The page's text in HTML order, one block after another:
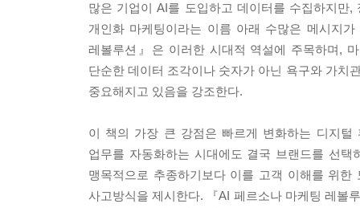
에필로그: 당신 회사의 ROI는? 203
3부. 선택 - 작은 도구, 큰 성과 204
9장. 고객발굴의 기술 - CRM없이 고객 이해하는 법
프롤로그: ‘우리 회사 CRM, 왜 아무도 안 써요?’ 205
FindMyMarket: CRM의 전제조건 & 페르소나 전략
실전: 데이터로 고객을 발견하는 네 가지 방법론
에필로그: 기초가 탄탄한 집은 무너지지 않는다 228
10장. 경량화 CRM - 중소기업을 위한 네 가지 무기
에필로그 - 과학의 언어로 고객의 심장에 닿다 108
2부. 구축 - CRM 위에서 전략이 숨 쉬다 111
4장. HubSpot의 탄생 - 인바운드 마케팅의 혁명 112
프롤로그 - MIT 공학도 두 명이 바꾼 마케팅의 역사
HubSpot의 현재 - CRM 분야의 Apple 117
HubSpot의 미래 - CRM 분야의 Super AGI 120
에필로그 - 철학이 제품이 되고, 제품이 혁명이 되
5장. 마법사의 도구 - 페르소나를 시스템에 심다 131
많은 기업이 AI를 도입하고 데이터를 수집하지만
개인화 마케팅이라는 이름 아래 수많은 메시지
레볼루션』은 이러한 시대적 역설에 주목하며,
단순한 데이터 조각이나 숫자가 아닌 욕구와 가치
중요해지고 있음을 강조한다.
이 책의 가장 큰 강점은 빠르게 변화하는 디지
업무를 자동화하는 시대에도 결국 브랜드를 선
맹목적으로 추종하기보다 이를 고객 이해를 위
사고방식을 제시한다. 『AI 페르소나 마케팅 레볼